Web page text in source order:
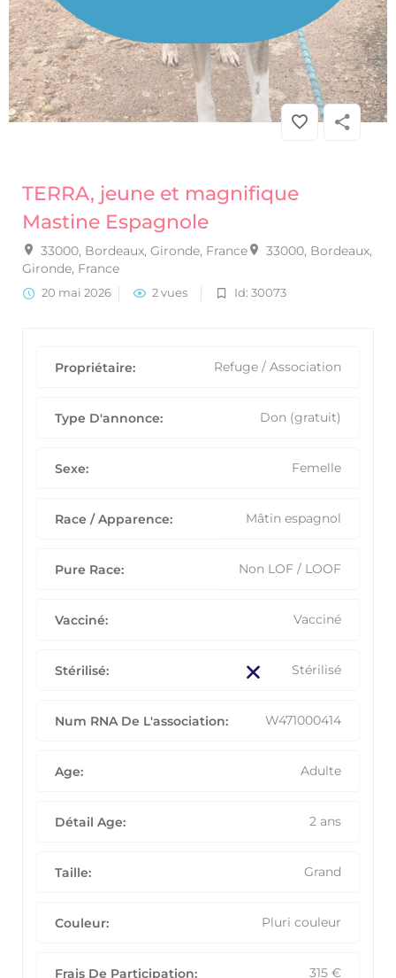
CHIEN»Association / Refuge» TERRA, jeune et magnifique
Mastine Espagnole
TERRA, jeune et magnifique
Mastine Espagnole
33000, Bordeaux, Gironde, France
33000, Bordeaux,
Gironde, France
20 mai 2026 2 vues Id: 30073
Propriétaire: Refuge / Association
Type D'annonce: Don (gratuit)
Sexe: Femelle
Race / Apparence: Mâtin espagnol
Pure Race: Non LOF / LOOF
Vacciné: Vacciné
Stérilisé: Stérilisé
Num RNA De L'association: W471000414
Age: Adulte
Détail Age: 2 ans
Taille: Grand
Couleur: Pluri couleur
Frais De Participation: 315 €